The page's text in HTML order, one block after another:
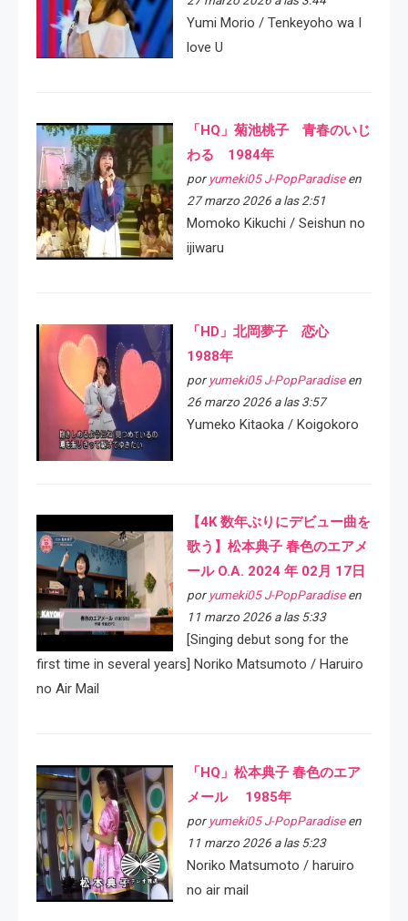
Yumi Morio / Tenkeyoho wa I
love U
「HQ」菊池桃子 青春のいじ
わる 1984年
por yumeki05 J-PopParadiseen
27 marzo 2026 a las 2:51
Momoko Kikuchi / Seishun no
ijiwaru
「HD」北岡夢子 恋心
1988年
por yumeki05 J-PopParadiseen
26 marzo 2026 a las 3:57
Yumeko Kitaoka / Koigokoro
【4K 数年ぶりにデビュー曲を
歌う】松本典子 春色のエアメ
ール O.A. 2024 年 02月 17日
por yumeki05 J-PopParadiseen
11 marzo 2026 a las 5:33
[Singing debut song for the
first time in several years] Noriko Matsumoto / Haruiro
no Air Mail
「HQ」松本典子 春色のエア
メール 1985年
por yumeki05 J-PopParadiseen
11 marzo 2026 a las 5:23
Noriko Matsumoto / haruiro
no air mail